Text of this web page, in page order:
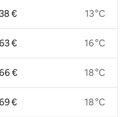
€
€
€
€
13 °C
16 °C
18 °C
18 °C